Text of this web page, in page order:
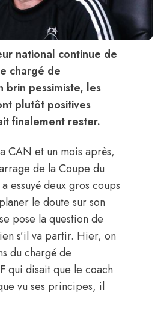
national continue de
chargé de
brin pessimiste, les
plutôt positives
finalement rester.
CAN et un mois après,
de la Coupe du
essuyé deux gros coups
le doute sur son
pose la question de
s’il va partir. Hier, on
du chargé de
qui disait que le coach
vu ses principes, il